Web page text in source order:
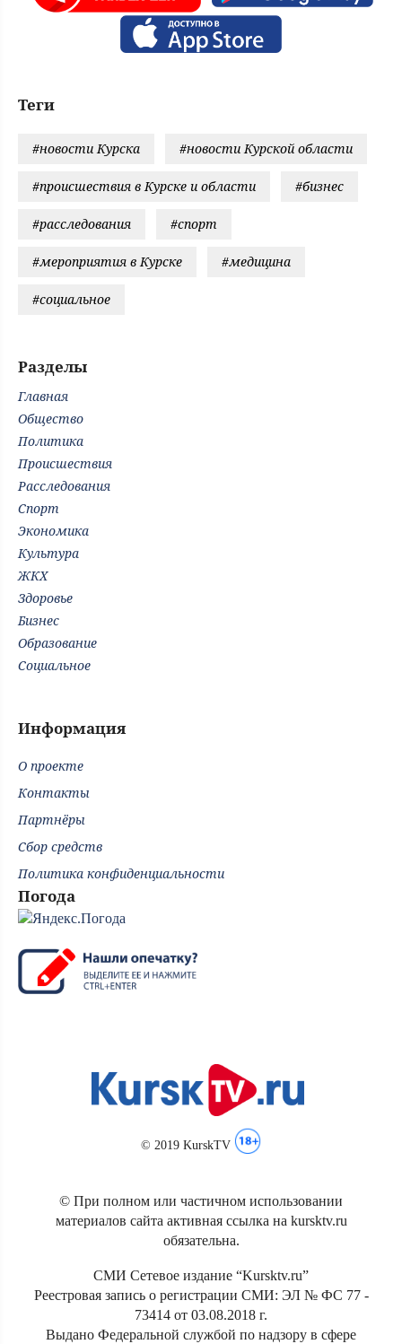
Теги
#новости Курска #новости Курской области
#происшествия в Курске и области #бизнес
#расследования #спорт
#мероприятия в Курске #медицина
#социальное
Разделы
Главная
Общество
Политика
Происшествия
Расследования
Спорт
Экономика
Культура
ЖКХ
Здоровье
Бизнес
Образование
Социальное
Информация
О проекте
Контакты
Партнёры
Сбор средств
Политика конфиденциальности
Погода
© 2019 KurskTV
© При полном или частичном использовании
материалов сайта активная ссылка на kursktv.ru
обязательна.
СМИ Сетевое издание “Kursktv.ru”
Реестровая запись о регистрации СМИ: ЭЛ № ФС 77 -
73414 от 03.08.2018 г.
Выдано Федеральной службой по надзору в сфере